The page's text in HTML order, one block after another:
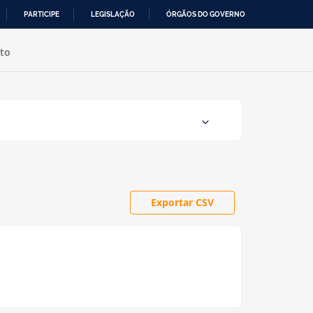
PARTICIPE LEGISLAÇÃO ÓRGÃOS DO GOVERNO
Exportar CSV